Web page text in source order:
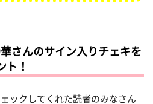
さんのサイン入りチェキを
ト！
ックしてくれた読者のみなさん